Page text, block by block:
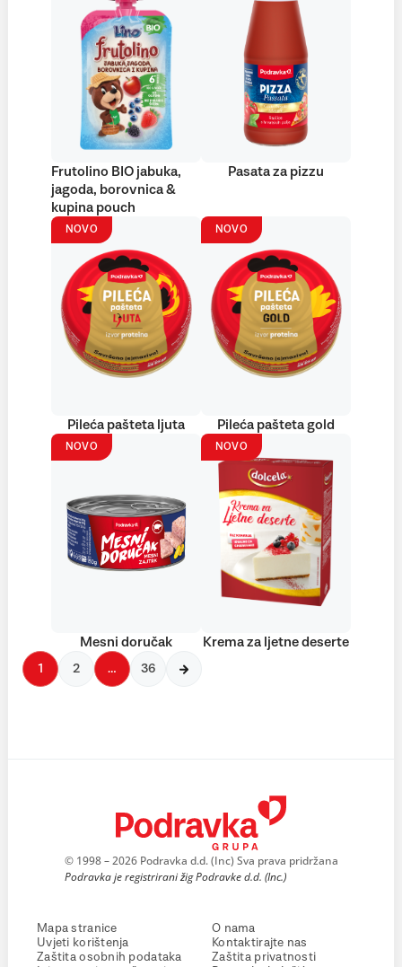
Frutolino BIO jabuka,
jagoda, borovnica &
kupina pouch
Pasata za pizzu
NOVO
Pileća pašteta ljuta
NOVO
Pileća pašteta gold
NOVO
Mesni doručak
NOVO
Krema za ljetne deserte
1 2 … 36
© 1998 – 2026 Podravka d.d. (Inc) Sva prava pridržana
Podravka je registrirani žig Podravke d.d. (Inc.)
Mapa stranice
Uvjeti korištenja
Zaštita osobnih podataka
O nama
Kontaktirajte nas
Zaštita privatnosti